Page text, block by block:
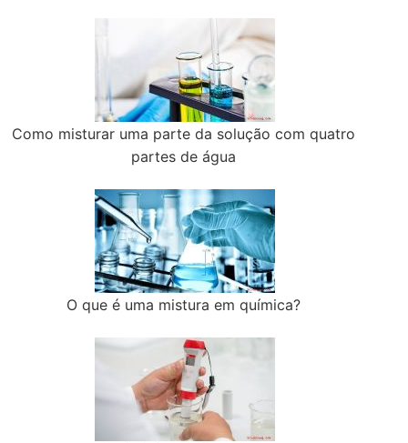
Como misturar uma parte da solução com quatro
partes de água
O que é uma mistura em química?